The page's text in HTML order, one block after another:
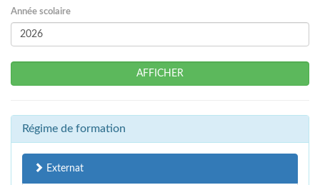
Année scolaire
AFFICHER
Régime de formation
Externat